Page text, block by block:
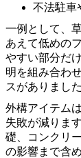
不法駐車
一例として、
あえて低めの
やすい部分だ
明を組み合わ
スがありました
外構アイテムは
失敗が減りま
礎、コンクリ
の影響まで含